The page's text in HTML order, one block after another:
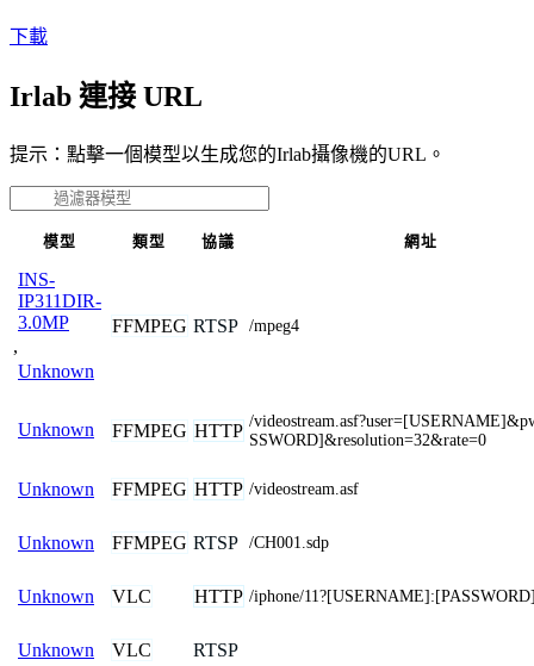
下載
Irlab 連接 URL
提示：點擊一個模型以生成您的Irlab攝像機的URL。
模型 類型 協議 網址
INS-
IP311DIR-
3.0MP
,
Unknown
FFMPEG RTSP /mpeg4
Unknown FFMPEG HTTP /
SSWORD]&resolution=32&rate=0
Unknown FFMPEG HTTP /videostream.asf
Unknown FFMPEG RTSP /CH001.sdp
Unknown VLC HTTP /iphone/
Unknown VLC RTSP